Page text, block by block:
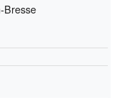
Bresse